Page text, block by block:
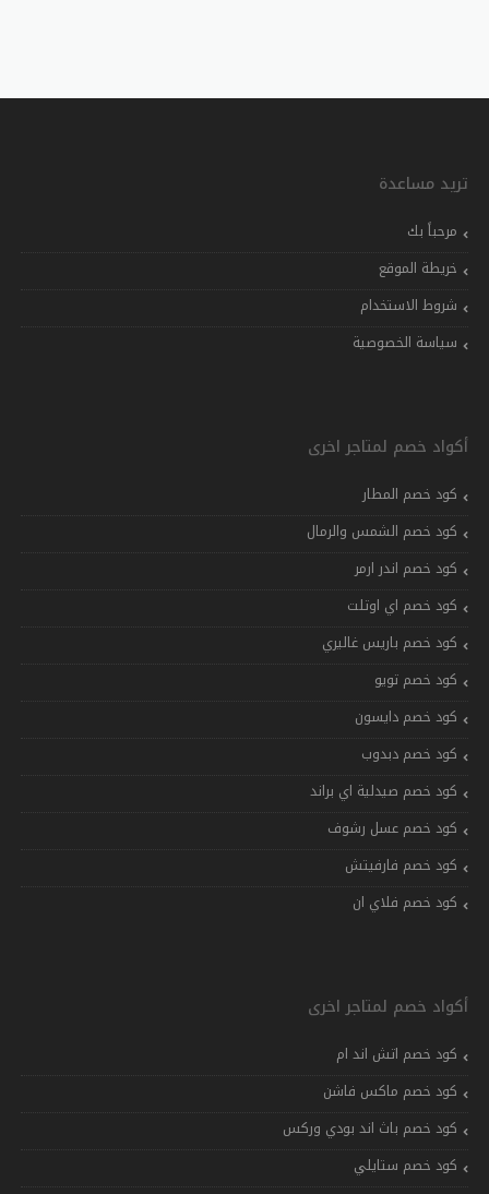
تريد مساعدة
مرحباً بك
خريطة الموقع
شروط الاستخدام
سياسة الخصوصية
أكواد خصم لمتاجر اخرى
كود خصم المطار
كود خصم الشمس والرمال
كود خصم اندر ارمر
كود خصم اي اوتلت
كود خصم باريس غاليري
كود خصم تويو
كود خصم دايسون
كود خصم دبدوب
كود خصم صيدلية اي براند
كود خصم عسل رشوف
كود خصم فارفيتش
كود خصم فلاي ان
أكواد خصم لمتاجر اخرى
كود خصم اتش اند ام
كود خصم ماكس فاشن
كود خصم باث اند بودي وركس
كود خصم ستايلي